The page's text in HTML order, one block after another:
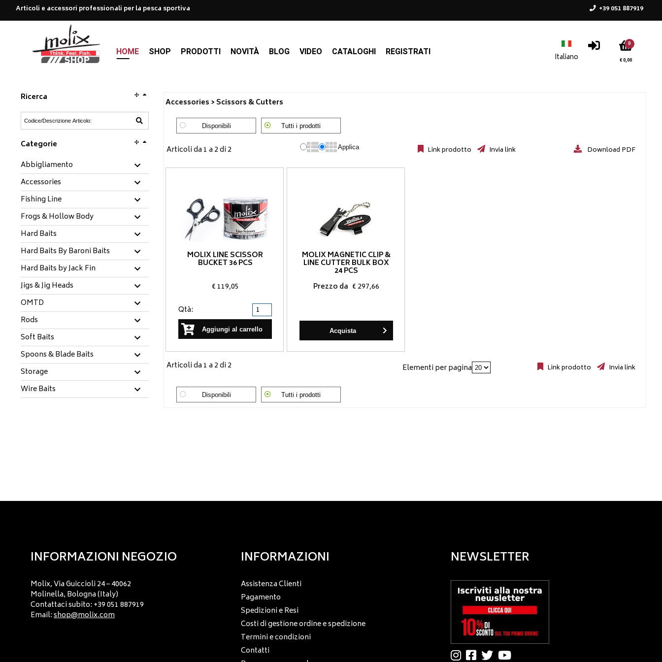
Articoli e accessori professionali per la pesca sportiva +39 051 887919
0
€ 0,00
HOME SHOP PRODOTTI NOVITÀ BLOG VIDEO CATALOGHI REGISTRATI
Ricerca
Categorie
Abbigliamento
Accessories
Fishing Line
Frogs & Hollow Body
Hard Baits
Hard Baits By Baroni Baits
Hard Baits by Jack Fin
Jigs & Jig Heads
OMTD
Rods
Soft Baits
Spoons & Blade Baits
Storage
Wire Baits
Accessories > Scissors & Cutters
Disponibili Tutti i prodotti
Applica Link prodotto Invia link Download PDF
Articoli da 1 a 2 di 2
MOLIX LINE SCISSOR
BUCKET 36 PCS
€ 119,05
Qtà:
Aggiungi al carrello
MOLIX MAGNETIC CLIP &
LINE CUTTER BULK BOX
24 PCS
Prezzo da € 297,66
Acquista
Articoli da 1 a 2 di 2 Elementi per pagina Link prodotto Invia link
Disponibili Tutti i prodotti
INFORMAZIONI NEGOZIO
Molix, Via Guiccioli 24 – 40062
Molinella, Bologna (Italy)
Contattaci subito: +39 051 887919
Email:shop@molix.com
INFORMAZIONI
Assistenza Clienti
Pagamento
Spedizioni e Resi
Costi di gestione ordine e spedizione
Termini e condizioni
Contatti
NEWSLETTER